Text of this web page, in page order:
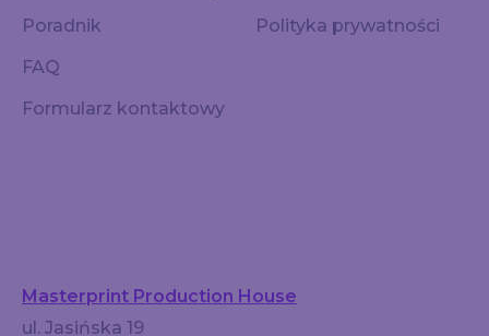
Poradnik
FAQ
Formularz kontaktowy
Polityka prywatności
Masterprint Production House
ul. Jasińska 19